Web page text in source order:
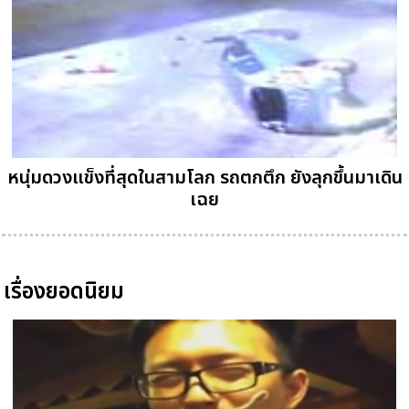
หนุ่มดวงแข็งที่สุดในสามโลก รถตกตึก ยังลุกขึ้นมาเดิน
เฉย
เรื่องยอดนิยม